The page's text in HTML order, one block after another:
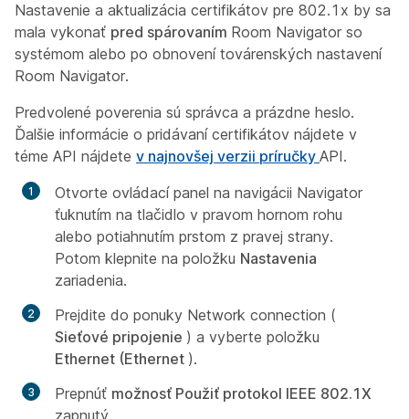
Nastavenie a aktualizácia certifikátov pre 802.1x by sa
mala vykonať pred spárovaním Room Navigator so
systémom alebo po obnovení továrenských nastavení
Room Navigator.
Predvolené poverenia sú správca a prázdne heslo.
Ďalšie informácie o pridávaní certifikátov nájdete v
téme API nájdete v najnovšej verzii príručky API.
Otvorte ovládací panel na navigácii Navigator
ťuknutím na tlačidlo v pravom hornom rohu
alebo potiahnutím prstom z pravej strany.
Potom klepnite na položku Nastavenia
zariadenia.
Prejdite do ponuky Network connection (
Sieťové pripojenie ) a vyberte položku
Ethernet (Ethernet ).
Prepnúť možnosť Použiť protokol IEEE 802.1X
zapnutý.